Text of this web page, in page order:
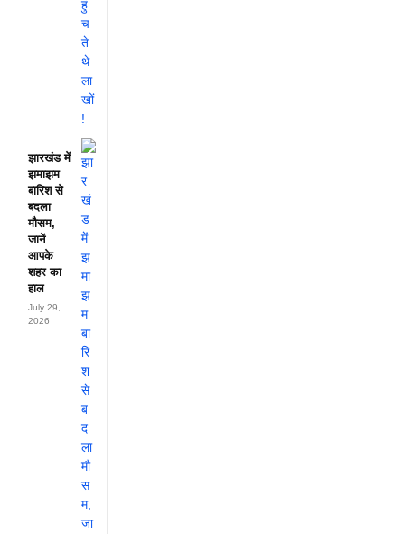
झारखंड में
झमाझम
बारिश से
बदला
मौसम,
जानें
आपके
शहर का
हाल
July 29,
2026